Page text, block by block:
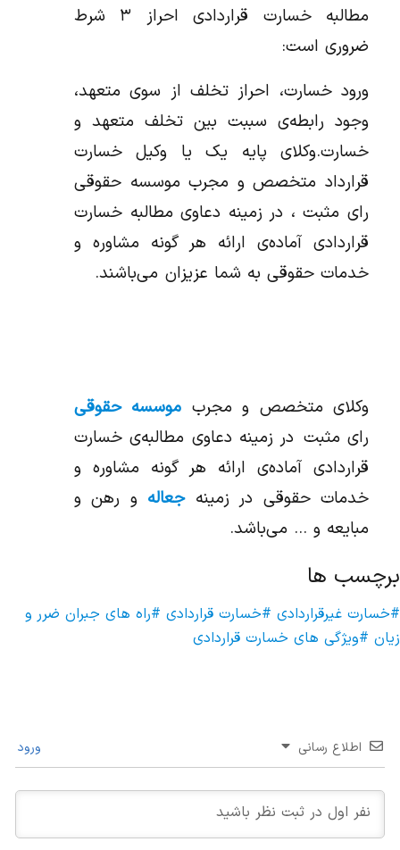
مطالبه‌ خسارت قراردادی احراز ۳ شرط
ضروری است:
ورود خسارت، احراز تخلف از سوی متعهد،
وجود رابطه‌ی سببت بین تخلف متعهد و
خسارت.وکلای پایه یک یا وکیل خسارت
قرارداد متخصص و مجرب موسسه حقوقی
رای مثبت ، در زمینه دعاوی مطالبه‌ خسارت
قراردادی آماده‌ی ارائه هر گونه مشاوره و
خدمات حقوقی به شما عزیزان می‌باشند.
وکلای متخصص و مجرب موسسه حقوقی
رای مثبت در زمینه دعاوی مطالبه‌ی خسارت
قراردادی آماده‌ی ارائه هر گونه مشاوره و
خدمات حقوقی در زمینهجعاله و رهن و
مبایعه و … می‌باشد.
برچسب ها
#خسارت غیرقراردادی #خسارت قراردادی #راه های جبران ضرر و
زیان #ویژگی های خسارت قراردادی
اطلاع رسانی ورود